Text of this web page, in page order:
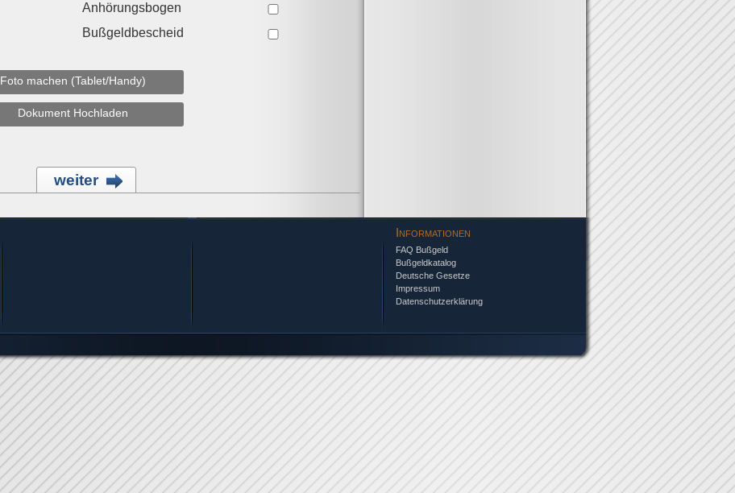
Anhörungsbogen
Bußgeldbescheid
Foto machen (Tablet/Handy)
Dokument Hochladen
weiter
Informationen
FAQ Bußgeld
Bußgeldkatalog
Deutsche Gesetze
Impressum
Datenschutzerklärung